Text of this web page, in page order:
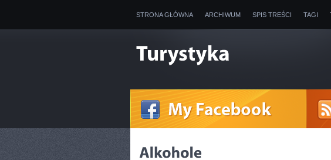
STRONA GŁÓWNA ARCHIWUM SPIS TREŚCI TAGI